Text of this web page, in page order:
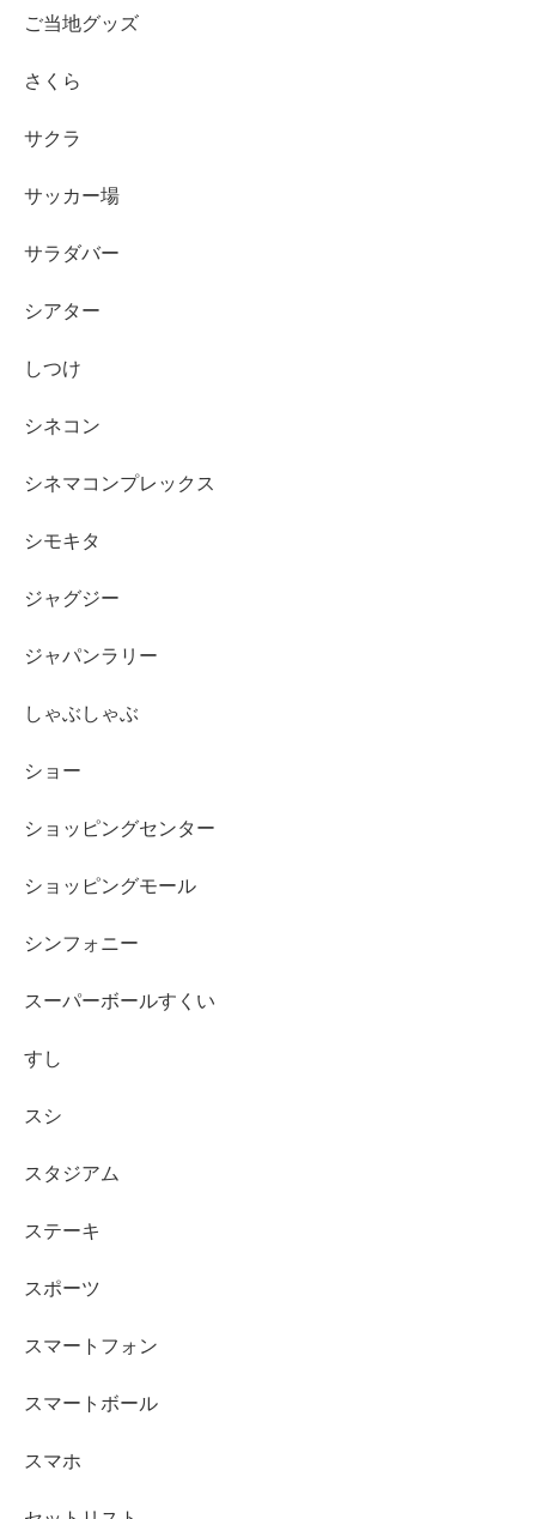
ご当地グッズ
さくら
サクラ
サッカー場
サラダバー
シアター
しつけ
シネコン
シネマコンプレックス
シモキタ
ジャグジー
ジャパンラリー
しゃぶしゃぶ
ショー
ショッピングセンター
ショッピングモール
シンフォニー
スーパーボールすくい
すし
スシ
スタジアム
ステーキ
スポーツ
スマートフォン
スマートボール
スマホ